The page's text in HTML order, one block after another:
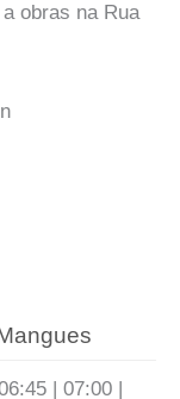
obras na Rua
| 07:00 |